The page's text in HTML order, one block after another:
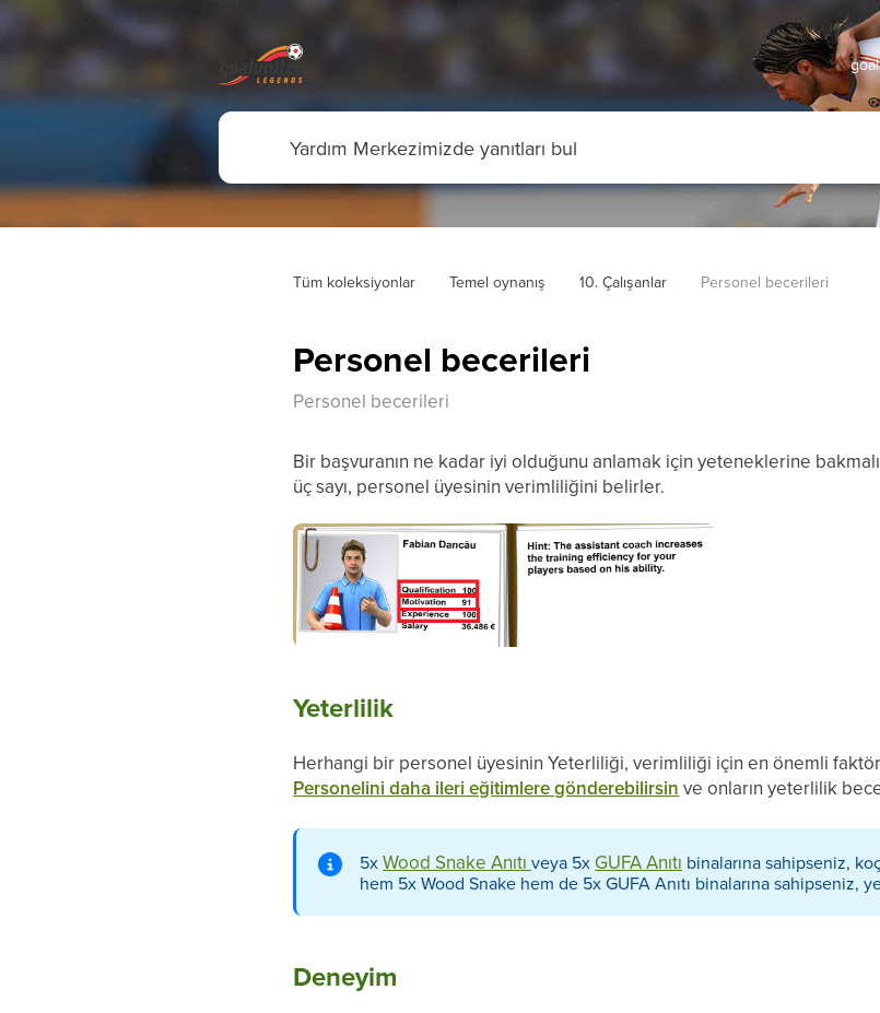
Tüm koleksiyonlar Temel oynanış 10. Çalışanlar Personel becerileri
Personel becerileri
Personel becerileri
Bir başvuranın ne kadar iyi olduğunu anlamak için yeteneklerine
üç sayı, personel üyesinin verimliliğini belirler.
Yeterlilik
Herhangi bir personel üyesinin Yeterliliği, verimliliği için en önemli
Personelini daha ileri eğitimlere gönderebilirsin ve onların yeterlilik
5xWood Snake Anıtıveya 5x GUFA Anıtı binalarına sahipseniz,
hem 5x Wood Snake hem de 5x GUFA Anıtı binalarına sahipseniz,
Deneyim